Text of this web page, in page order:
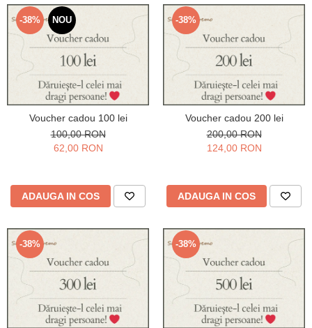
Bijuterii pentru barbati
Inele
Lanturi
Bratari
Talismane
Verighete
Bijuterii din argint placate cu aur
-38% NOU
Voucher cadou 100 lei
100,00 RON
62,00 RON
ADAUGA IN COS
-38%
Voucher cadou 200 lei
200,00 RON
124,00 RON
ADAUGA IN COS
-38% -38%